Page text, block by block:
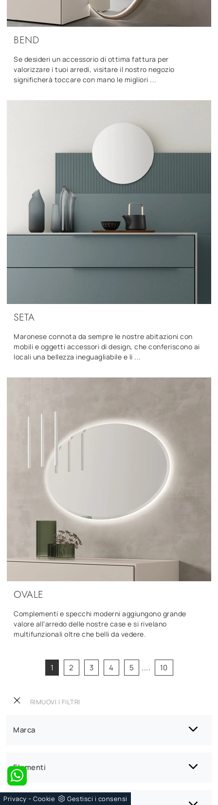
RIMUOVI I FILTRI
Marca
Elementi
BEND
Se desideri un accessorio di ottima fattura per
valorizzare i tuoi arredi, visitare il nostro negozio
significherà toccare con mano le migliori ...
SETA
Maronese connota da sempre le nostre abitazioni con
mobili e oggetti accessori di design, che conferiscono ai
locali una bellezza ineguagliabile e li ...
OVALE
Complementi e specchi moderni aggiungono grande
valore all’arredo delle nostre case e si rivelano
multifunzionali oltre che belli da vedere.
1 2 3 4 5 .... 10
Privacy - Cookie Gestisci i consensi